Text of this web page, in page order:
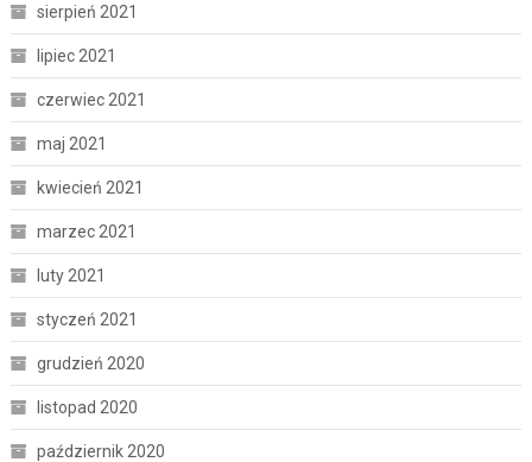
sierpień 2021
lipiec 2021
czerwiec 2021
maj 2021
kwiecień 2021
marzec 2021
luty 2021
styczeń 2021
grudzień 2020
listopad 2020
październik 2020